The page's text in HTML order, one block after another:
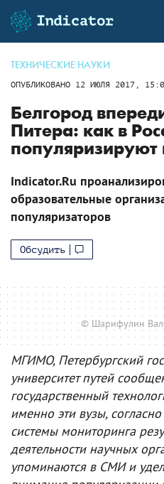
ТЕХНИЧЕСКИЕ НАУКИ
ОПУБЛИКОВАНО 12 ИЮЛЯ 2017,
Белгород
Питера: как в
популяризируют
Indicator.Ru
образовательные
популяризаторов
Обсудить
© Шарифулин
МГИМО, Петербургский
университет путей
государственный
именно эти вузы,
системы мониторинга
деятельности научных
упоминаются в СМИ и